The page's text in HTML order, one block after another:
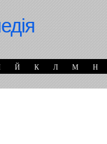
Й К Л М Н